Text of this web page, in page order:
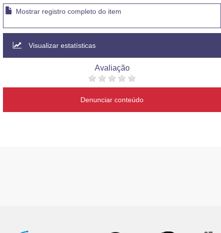
Mostrar registro completo do item
Visualizar estatísticas
Avaliação
Denunciar conteúdo